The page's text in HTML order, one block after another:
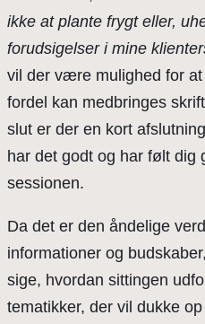
ikke at plante frygt eller,
forudsigelser i mine
vil der være mulighed for
fordel kan medbringes
slut er der en kort
har det godt og har følt dig
sessionen.
Da det er den åndelige
informationer og
sige, hvordan sittingen
tematikker, der vil dukke